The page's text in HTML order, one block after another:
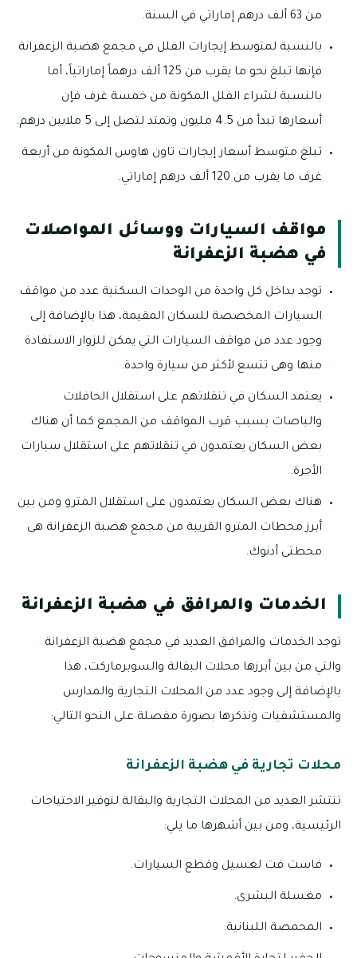
من 63 ألف درهم إماراتي في السنة.
بالنسبة لمتوسط إيجارات الفلل في مجمع هضبة الزعفرانة
فإنها تبلغ نحو ما يقرب من 125 ألف درهماً إماراتياً، أما
بالنسبة لشراء الفلل المكونة من خمسة غرف فإن
أسعارها تبدأ من 4.5 مليون وتمتد لتصل إلى 5 ملايين درهم.
تبلغ متوسط أسعار إيجارات تاون هاوس المكونة من أربعة
غرف ما يقرب من 120 ألف درهم إماراتي.
مواقف السيارات ووسائل المواصلات
في هضبة الزعفرانة
توجد بداخل كل واحدة من الوحدات السكنية عدد من مواقف
السيارات المخصصة للسكان المقيمة، هذا بالإضافة إلى
وجود عدد من مواقف السيارات التي يمكن للزوار الاستفادة
منها وهى تتسع لأكثر من سيارة واحدة.
يعتمد السكان في تنقلاتهم على استقلال الحافلات
والباصات بسبب قرب المواقف من المجمع كما أن هناك
بعض السكان يعتمدون في تنقلاتهم على استقلال سيارات
الأجرة.
هناك بعض السكان يعتمدون على استقلال المترو ومن بين
أبرز محطات المترو القريبة من مجمع هضبة الزعفرانة هى
محطتى أدنوك.
الخدمات والمرافق في هضبة الزعفرانة
توجد الخدمات والمرافق العديد في مجمع هضبة الزعفرانة
والتي من بين أبرزها محلات البقالة والسوبرماركت، هذا
بالإضافة إلى وجود عدد من المحلات التجارية والمدارس
والمستشفيات ونذكرها بصورة مفصلة على النحو التالي:
محلات تجارية في هضبة الزعفرانة
تنتشر العديد من المحلات التجارية والبقالة لتوفير الاحتياجات
الرئيسية، ومن بين أشهرها ما يلي:
فاست فت لغسيل وقطع السيارات.
مغسلة البشرى.
المحمصة اللبنانية.